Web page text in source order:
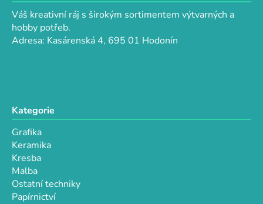
Váš kreativní ráj s širokým sortimentem výtvarných a
hobby potřeb.
Adresa: Kasárenská 4, 695 01 Hodonín
Kategorie
Grafika
Keramika
Kresba
Malba
Ostatní techniky
Papírnictví